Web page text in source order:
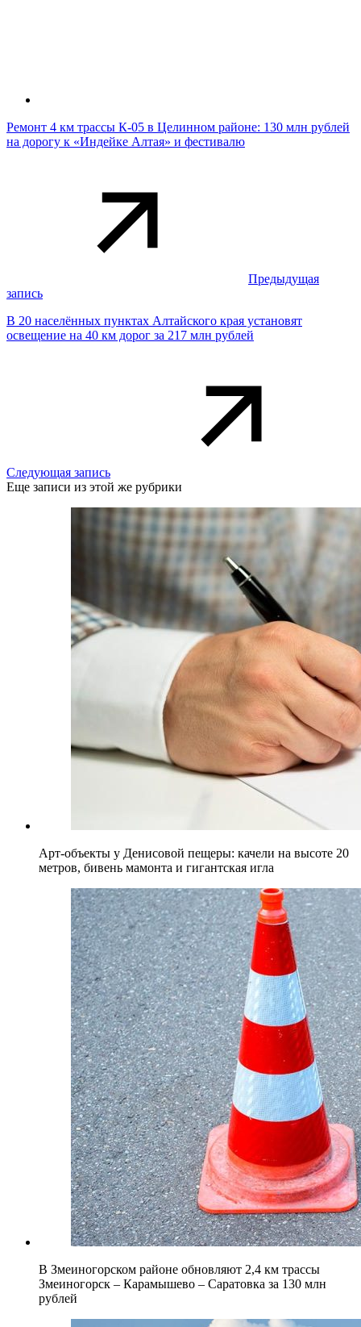
Ремонт 4 км трассы К-05 в Целинном районе: 130 млн рублей
на дорогу к «Индейке Алтая» и фестивалю
Предыдущая
запись
В 20 населённых пунктах Алтайского края установят
освещение на 40 км дорог за 217 млн рублей
Следующая запись
Еще записи из этой же рубрики
Арт-объекты у Денисовой пещеры: качели на высоте 20
метров, бивень мамонта и гигантская игла
В Змеиногорском районе обновляют 2,4 км трассы
Змеиногорск – Карамышево – Саратовка за 130 млн
рублей